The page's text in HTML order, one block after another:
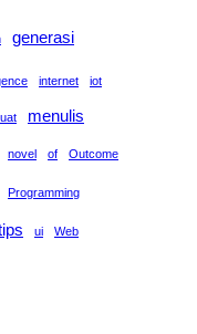
generasi
internet iot
menulis
novel of Outcome
Programming
ui Web